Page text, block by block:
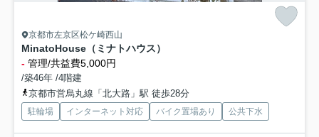
京都市左京区松ケ崎西山
MinatoHouse（ミナトハウス）
- 管理/共益費5,000円
/築46年 /4階建
京都市営烏丸線「北大路」駅 徒歩28分
駐輪場 インターネット対応 バイク置場あり 公共下水